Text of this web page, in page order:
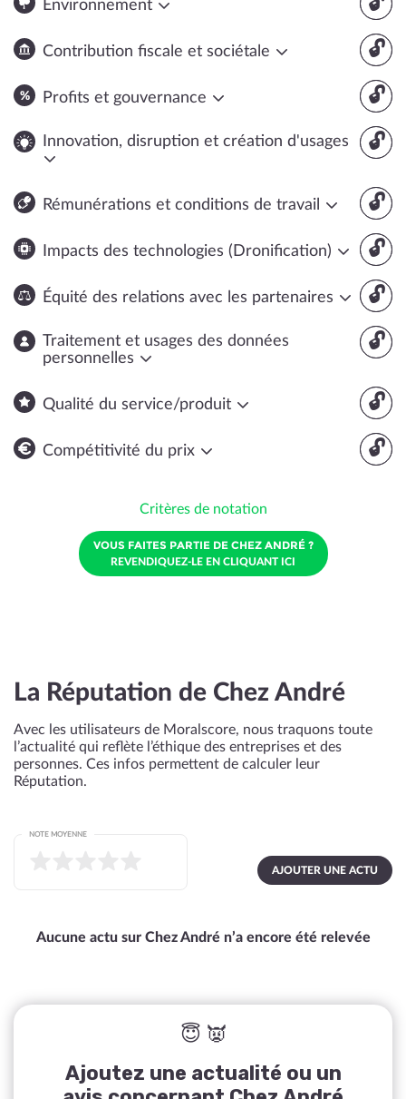
Environnement
🔓
Contribution fiscale et sociétale
🔓
Profits et gouvernance
🔓
Innovation, disruption et création d'usages
🔓
Rémunérations et conditions de travail
🔓
Impacts des technologies (Dronification)
🔓
Équité des relations avec les partenaires
🔓
Traitement et usages des données
personnelles
🔓
Qualité du service/produit
🔓
Compétitivité du prix
Critères de notation
VOUS FAITES PARTIE DE CHEZ ANDRÉ ?
REVENDIQUEZ-LE EN CLIQUANT ICI
La Réputation de Chez André
Avec les utilisateurs de Moralscore, nous traquons toute
l’actualité qui reflète l’éthique des entreprises et des
personnes. Ces infos permettent de calculer leur
Réputation.
AJOUTER UNE ACTU
NOTE MOYENNE
Aucune actu sur Chez André n’a encore été relevée
😇 👿
Ajoutez une actualité ou un